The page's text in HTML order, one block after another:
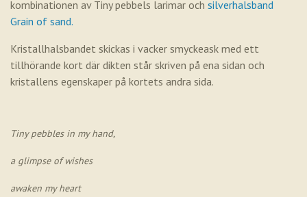
kombinationen av Tiny pebbels larimar och silverhalsband
Grain of sand.
Kristallhalsbandet skickas i vacker smyckeask med ett
tillhörande kort där dikten står skriven på ena sidan och
kristallens egenskaper på kortets andra sida.
Tiny pebbles in my hand,
a glimpse of wishes
awaken my heart